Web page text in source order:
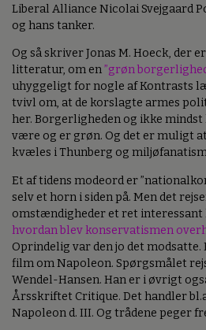
Liberal Alliance Nicolai Svejgaard
og hans tanker.
Og så skriver Jonas M. Hoeck, der
litteratur, om en”grøn
uhyggeligt for nogle af Kontrasts
tvivl om, at de korslagte armes
her. Borgerligheden og ikke
være og er grøn. Og det er muligt
kvæles i Thunberg og
Et af tidens modeord er
selv et horn i siden på. Men det
omstændigheder et ret
hvordan blev konservatismen
Oprindelig var den jo det modsatte.
film om Napoleon. Spørgsmålet
Wendel-Hansen. Han er i øvrigt
Årsskriftet Critique. Det handler
Napoleon d. III. Og trådene peger